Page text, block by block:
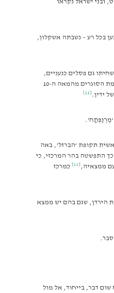
ובני ישראל נקראו
בכל רע – נשבתה אשקלון,
גם פסלים כנעניים,
וגם פסלים מצריים, כדלעיל) – גם לא הראו לצופים, איך הוכיח בן-תור את צדקת קודמו, פרופ’ יגאל ידין, בזיהוי השער בן ששת התאים, כשער מימי שלמה (כי החומה הניגשת לשער היא ‘חומת הסוגרים מהמאה ה-10
ידין. [11]
תקופת ‘הברזל’, באה
התפשטה בהר המרכזי, כי
ממצאיה, [13]
כמרכז
הירדן, שגם בהם יש ממצא
שום דבר, בייחוד, אל מול